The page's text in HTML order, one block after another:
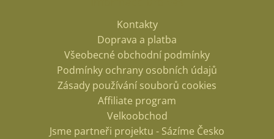
Kontakty
Doprava a platba
Všeobecné obchodní podmínky
Podmínky ochrany osobních údajů
Zásady používání souborů cookies
Affiliate program
Velkoobchod
Jsme partneři projektu - Sázíme Česko